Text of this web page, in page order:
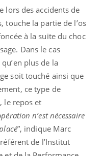
lors des accidents de
touche la partie de l’os
à la suite du choc
Dans le cas
plus de la
soit touché ainsi que
ce type de
le repos et
n’est nécessaire
”, indique Marc
de l’Institut